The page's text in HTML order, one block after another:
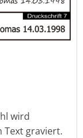
wird
Text graviert.